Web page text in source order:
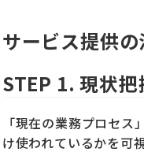
サービス提供
STEP 1. 現状
「現在の業務プロセ
け使われているかを可